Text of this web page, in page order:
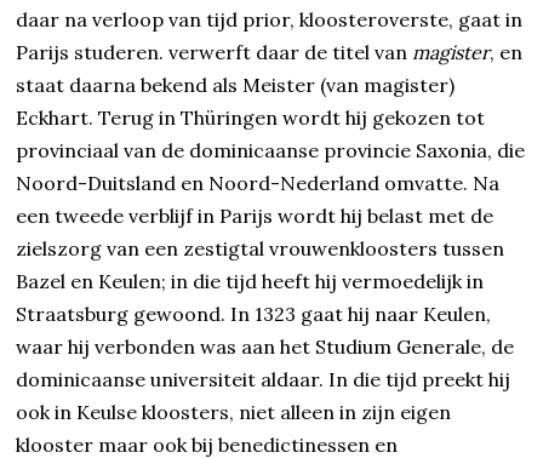
daar na verloop van tijd prior, kloosteroverste, gaat in
Parijs studeren. verwerft daar de titel van magister, en
staat daarna bekend als Meister (van magister)
Eckhart. Terug in Thüringen wordt hij gekozen tot
provinciaal van de dominicaanse provincie Saxonia, die
Noord-Duitsland en Noord-Nederland omvatte. Na
een tweede verblijf in Parijs wordt hij belast met de
zielszorg van een zestigtal vrouwenkloosters tussen
Bazel en Keulen; in die tijd heeft hij vermoedelijk in
Straatsburg gewoond. In 1323 gaat hij naar Keulen,
waar hij verbonden was aan het Studium Generale, de
dominicaanse universiteit aldaar. In die tijd preekt hij
ook in Keulse kloosters, niet alleen in zijn eigen
klooster maar ook bij benedictinessen en